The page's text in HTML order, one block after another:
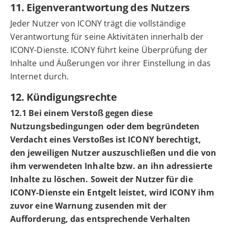
11. Eigenverantwortung des Nutzers
Jeder Nutzer von ICONY trägt die vollständige
Verantwortung für seine Aktivitäten innerhalb der
ICONY-Dienste. ICONY führt keine Überprüfung der
Inhalte und Äußerungen vor ihrer Einstellung in das
Internet durch.
12. Kündigungsrechte
12.1 Bei einem Verstoß gegen diese
Nutzungsbedingungen oder dem begründeten
Verdacht eines Verstoßes ist ICONY berechtigt,
den jeweiligen Nutzer auszuschließen und die von
ihm verwendeten Inhalte bzw. an ihn adressierte
Inhalte zu löschen. Soweit der Nutzer für die
ICONY-Dienste ein Entgelt leistet, wird ICONY ihm
zuvor eine Warnung zusenden mit der
Aufforderung, das entsprechende Verhalten